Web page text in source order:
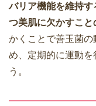
バリア機能を維持
つ美肌に欠かすこ
かくことで善玉菌
め、定期的に運動を
う。